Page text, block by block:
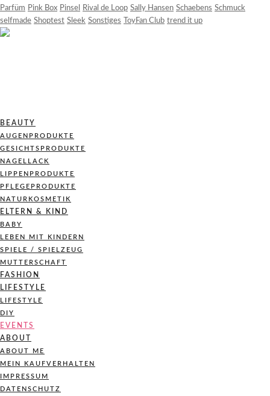
Parfüm Pink Box Pinsel Rival de Loop Sally Hansen Schaebens Schmuck
selfmade Shoptest Sleek Sonstiges ToyFan Club trend it up
BEAUTY
AUGENPRODUKTE
GESICHTSPRODUKTE
NAGELLACK
LIPPENPRODUKTE
PFLEGEPRODUKTE
NATURKOSMETIK
ELTERN & KIND
BABY
LEBEN MIT KINDERN
SPIELE / SPIELZEUG
MUTTERSCHAFT
FASHION
LIFESTYLE
LIFESTYLE
DIY
EVENTS
ABOUT
ABOUT ME
MEIN KAUFVERHALTEN
IMPRESSUM
DATENSCHUTZ